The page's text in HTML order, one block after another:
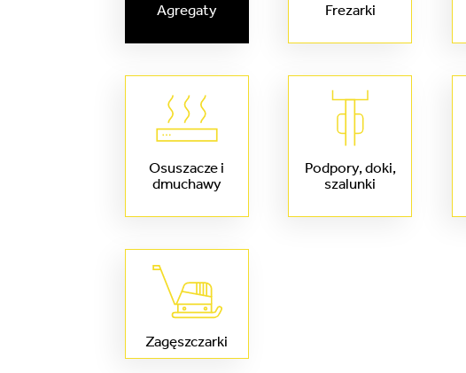
Agregaty Frezarki
Osuszacze i
dmuchawy
Podpory, doki,
szalunki
Zagęszczarki